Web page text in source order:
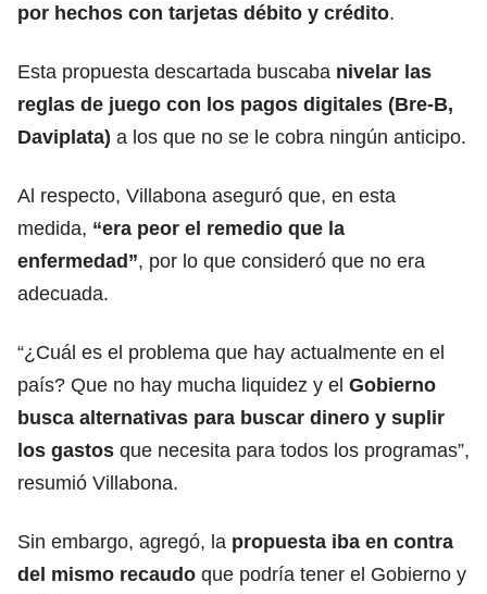
por hechos con tarjetas débito y crédito.
Esta propuesta descartada buscaba nivelar las
reglas de juego con los pagos digitales (Bre-B,
Daviplata) a los que no se le cobra ningún anticipo.
Al respecto, Villabona aseguró que, en esta
medida, “era peor el remedio que la
enfermedad”, por lo que consideró que no era
adecuada.
“¿Cuál es el problema que hay actualmente en el
país? Que no hay mucha liquidez y el Gobierno
busca alternativas para buscar dinero y suplir
los gastos que necesita para todos los programas”,
resumió Villabona.
Sin embargo, agregó, la propuesta iba en contra
del mismo recaudo que podría tener el Gobierno y